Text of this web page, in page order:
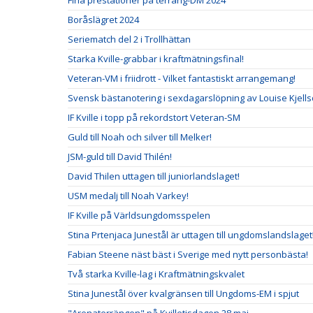
Boråslägret 2024
Seriematch del 2 i Trollhättan
Starka Kville-grabbar i kraftmätningsfinal!
Veteran-VM i friidrott - Vilket fantastiskt arrangemang!
Svensk bästanotering i sexdagarslöpning av Louise
IF Kville i topp på rekordstort Veteran-SM
Guld till Noah och silver till Melker!
JSM-guld till David Thilén!
David Thilen uttagen till juniorlandslaget!
USM medalj till Noah Varkey!
IF Kville på Världsungdomsspelen
Stina Prtenjaca Junestål är uttagen till ungdomslandslaget!
Fabian Steene näst bäst i Sverige med nytt personbästa!
Två starka Kville-lag i Kraftmätningskvalet
Stina Junestål över kvalgränsen till Ungdoms-EM i spjut